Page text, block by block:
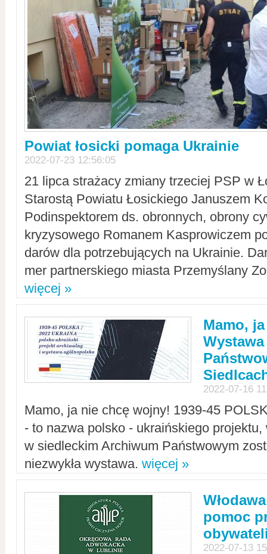
Powiat łosicki pomaga Ukrainie
2022-07-23 12:56:05
21 lipca strażacy zmiany trzeciej PSP w
Starostą Powiatu Łosickiego Januszem
Podinspektorem ds. obronnych, obrony
kryzysowego Romanem Kasprowiczem
darów dla potrzebujących na Ukrainie.
mer partnerskiego miasta Przemyślany
więcej »
Mamo,
2022-07-16
Mamo, ja nie chcę wojny! 1939-45
- to nazwa polsko - ukraińskiego
w siedleckim Archiwum Państwowym
niezwykła wystawa. więcej »
pomoc
2022-07-13